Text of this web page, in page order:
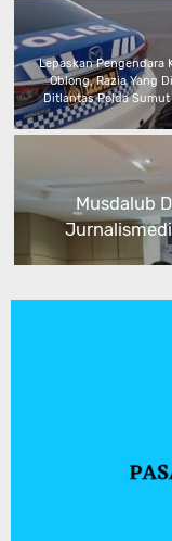
Lepaskan Pengendara
Oblong, Razia Yang
Ditlantas Polda
Musdalub